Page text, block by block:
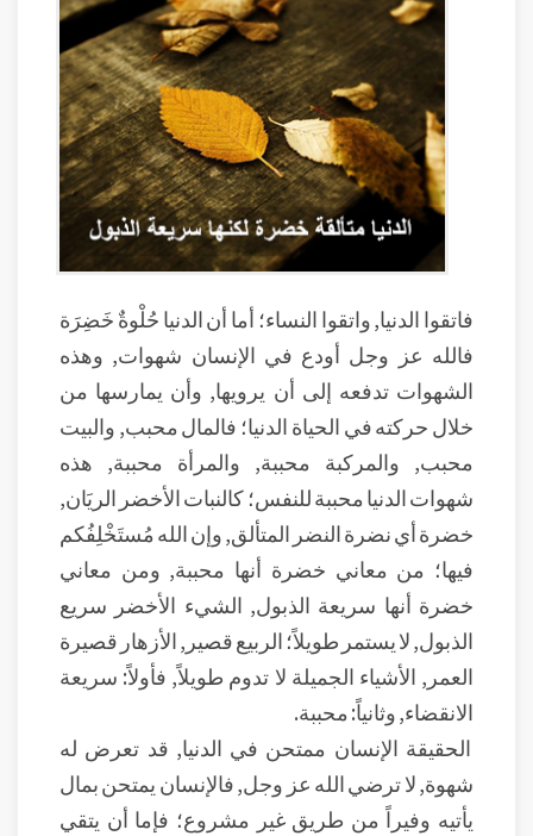
فاتقوا الدنيا, واتقوا النساء؛ أما أن الدنيا حُلْوةٌ خَضِرَة
فالله عز وجل أودع في الإنسان شهوات, وهذه
الشهوات تدفعه إلى أن يرويها, وأن يمارسها من
خلال حركته في الحياة الدنيا؛ فالمال محبب, والبيت
محبب, والمركبة محببة, والمرأة محببة, هذه
شهوات الدنيا محببة للنفس؛ كالنبات الأخضر الريَان,
خضرة أي نضرة النضر المتألق, وإن الله مُستَخْلِفُكم
فيها؛ من معاني خضرة أنها محببة, ومن معاني
خضرة أنها سريعة الذبول, الشيء الأخضر سريع
الذبول, لا يستمر طويلاً؛ الربيع قصير, الأزهار قصيرة
العمر, الأشياء الجميلة لا تدوم طويلاً, فأولاً: سريعة
الانقضاء, وثانياً: محببة.
الحقيقة الإنسان ممتحن في الدنيا, قد تعرض له
شهوة, لا ترضي الله عز وجل, فالإنسان يمتحن بمال
يأتيه وفيراً من طريق غير مشروع؛ فإما أن يتقي